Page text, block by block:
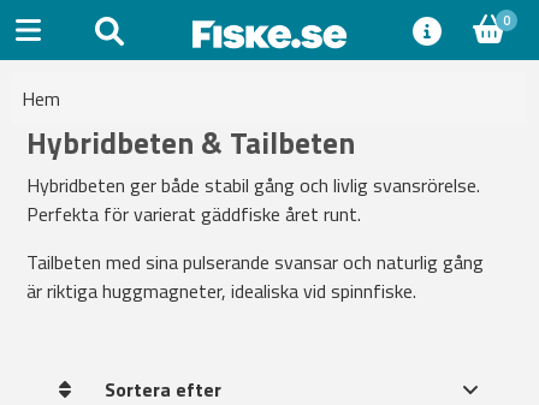
0
Hem
Hybridbeten & Tailbeten
Hybridbeten ger både stabil gång och livlig svansrörelse.
Perfekta för varierat gäddfiske året runt.
Tailbeten med sina pulserande svansar och naturlig gång
är riktiga huggmagneter, idealiska vid spinnfiske.
Sortera efter